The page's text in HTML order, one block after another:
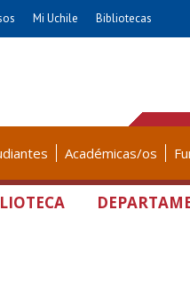
Mi Uchile Bibliotecas
Académicas/os